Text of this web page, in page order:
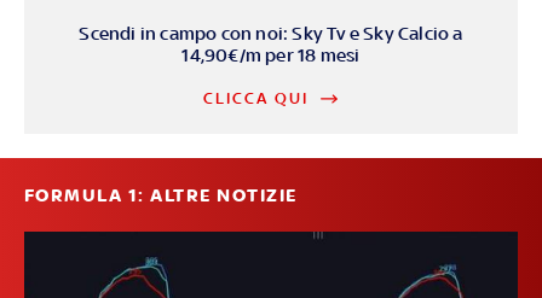
Scendi in campo con noi: Sky Tv e Sky Calcio a
14,90€/m per 18 mesi
CLICCA QUI
FORMULA 1: ALTRE NOTIZIE